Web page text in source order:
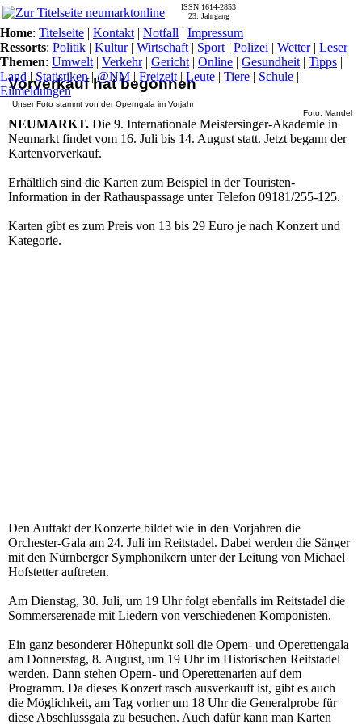
Vorverkauf hat begonnen
Unser Foto stammt von der Operngala im Vorjahr
Foto: Mandel
NEUMARKT. Die 9. Internationale Meistersinger-Akademie in
Neumarkt findet vom 16. Juli bis 14. August statt. Jetzt begann der
Kartenvorverkauf.
Erhältlich sind die Karten zum Beispiel in der Touristen-
Information in der Rathauspassage unter Telefon 09181/255-125.
Karten gibt es zum Preis von 13 bis 29 Euro je nach Konzert und
Kategorie.
Den Auftakt der Konzerte bildet wie in den Vorjahren die
Orchester-Gala am 24. Juli im Reitstadel. Dabei werden die Sänger
mit den Nürnberger Symphonikern unter der Leitung von Michael
Hofstetter auftreten.
Am Dienstag, 30. Juli, um 19 Uhr folgt ebenfalls im Reitstadel die
Sommerserenade mit Liedern von verschiedenen Komponisten.
Ein ganz besonderer Höhepunkt soll die Opern- und Operettengala
am Donnerstag, 8. August, um 19 Uhr im Historischen Reitstadel
werden. Dann stehen Opern- und Operettenarien auf dem
Programm. Da dieses Konzert rasch ausverkauft ist, gibt es auch
die Möglichkeit, am Tag vorher um 18 Uhr die Generalprobe für
diese Abschlussgala zu besuchen. Auch dafür kann man Karten
ISSN 1614-2853
23. Jahrgang
Home: Titelseite | Kontakt | Notfall | Impressum
Ressorts: Politik | Kultur| Wirtschaft | Sport | Polizei | Wetter| Leser
Themen: Umwelt | Verkehr| Gericht | Online | Gesundheit | Tipps |
Land | Statistiken|@NM | Freizeit | Leute | Tiere | Schule |
Eilmeldungen